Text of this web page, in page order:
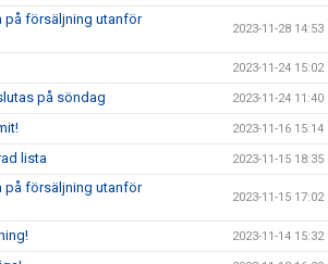
på försäljning utanför
2023-11-28 14:53
2023-11-24 15:02
på söndag 2023-11-24 11:40
2023-11-16 15:14
lista 2023-11-15 18:35
på försäljning utanför
2023-11-15 17:02
2023-11-14 15:32